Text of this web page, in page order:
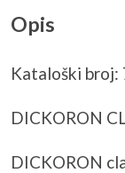
Opis
Kataloški broj:
DICKORON
DICKORON